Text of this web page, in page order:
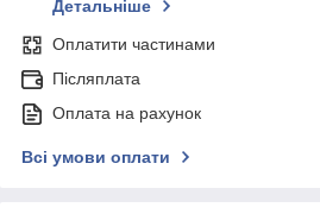
Детальніше
Оплатити частинами
Післяплата
Оплата на рахунок
Всі умови оплати